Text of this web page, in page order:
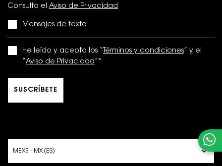
Consulta el Aviso de Privacidad
Mensajes de texto
He leído y acepto los “ Términos y condiciones ” y el
Aviso de Privacidad *
SUSCRÍBETE
MEX$ - MX (ES)